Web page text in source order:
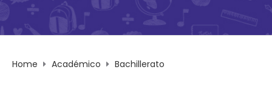
Home Académico Bachillerato